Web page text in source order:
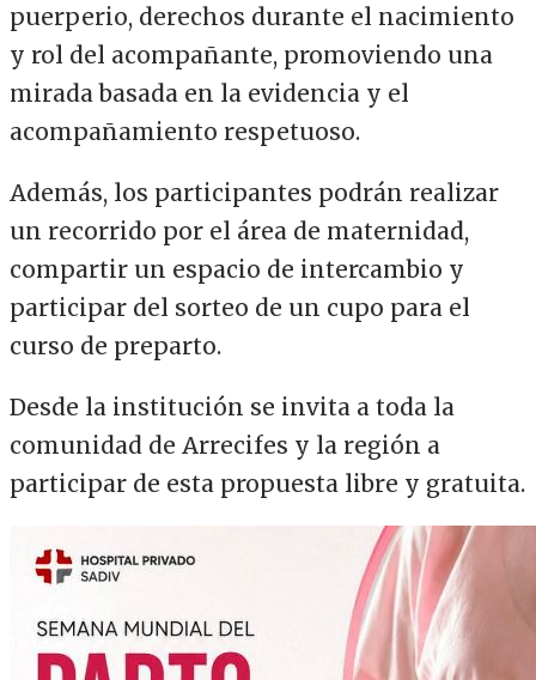
puerperio, derechos durante el nacimiento
y rol del acompañante, promoviendo una
mirada basada en la evidencia y el
acompañamiento respetuoso.
Además, los participantes podrán realizar
un recorrido por el área de maternidad,
compartir un espacio de intercambio y
participar del sorteo de un cupo para el
curso de preparto.
Desde la institución se invita a toda la
comunidad de Arrecifes y la región a
participar de esta propuesta libre y gratuita.